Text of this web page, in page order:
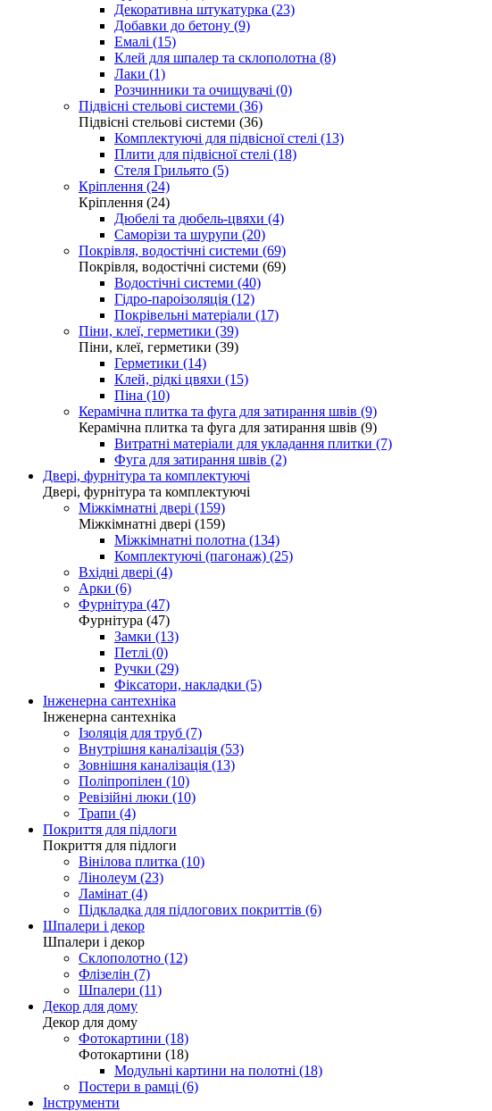
Декоративна штукатурка (23)
Добавки до бетону (9)
Емалі (15)
Клей для шпалер та склополотна (8)
Лаки (1)
Розчинники та очищувачі (0)
Підвісні стельові системи (36)
Підвісні стельові системи (36)
Комплектуючі для підвісної стелі (13)
Плити для підвісної стелі (18)
Стеля Грильято (5)
Кріплення (24)
Кріплення (24)
Дюбелі та дюбель-цвяхи (4)
Саморізи та шурупи (20)
Покрівля, водостічні системи (69)
Покрівля, водостічні системи (69)
Водостічні системи (40)
Гідро-пароізоляція (12)
Покрівельні матеріали (17)
Піни, клеї, герметики (39)
Піни, клеї, герметики (39)
Герметики (14)
Клей, рідкі цвяхи (15)
Піна (10)
Керамічна плитка та фуга для затирання швів (9)
Керамічна плитка та фуга для затирання швів (9)
Витратні матеріали для укладання плитки (7)
Фуга для затирання швів (2)
Двері, фурнітура та комплектуючі
Двері, фурнітура та комплектуючі
Міжкімнатні двері (159)
Міжкімнатні двері (159)
Міжкімнатні полотна (134)
Комплектуючі (пагонаж) (25)
Вхідні двері (4)
Арки (6)
Фурнітура (47)
Фурнітура (47)
Замки (13)
Петлі (0)
Ручки (29)
Фіксатори, накладки (5)
Інженерна сантехніка
Інженерна сантехніка
Ізоляція для труб (7)
Внутрішня каналізація (53)
Зовнішня каналізація (13)
Поліпропілен (10)
Ревізійні люки (10)
Трапи (4)
Покриття для підлоги
Покриття для підлоги
Вінілова плитка (10)
Лінолеум (23)
Ламінат (4)
Підкладка для підлогових покриттів (6)
Шпалери і декор
Шпалери і декор
Склополотно (12)
Флізелін (7)
Шпалери (11)
Декор для дому
Декор для дому
Фотокартини (18)
Фотокартини (18)
Модульні картини на полотні (18)
Постери в рамці (6)
Інструменти